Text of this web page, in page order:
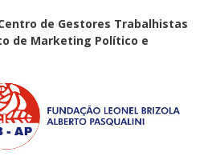
de Gestores Trabalhistas
de Marketing Político e